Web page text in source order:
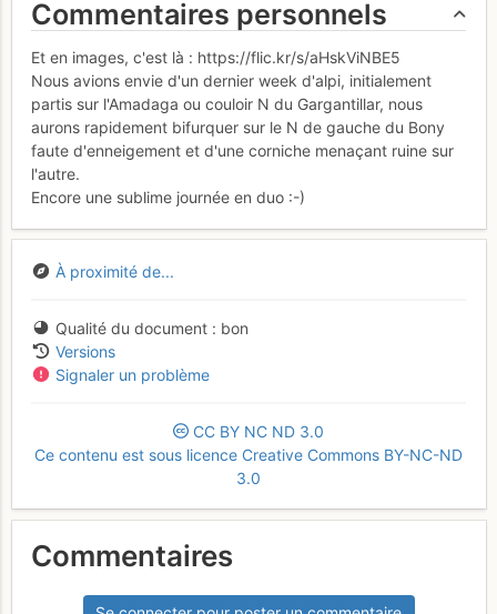
Commentaires personnels
Et en images, c'est là : https://flic.kr/s/aHskViNBE5
Nous avions envie d'un dernier week d'alpi, initialement
partis sur l'Amadaga ou couloir N du Gargantillar, nous
aurons rapidement bifurquer sur le N de gauche du Bony
faute d'enneigement et d'une corniche menaçant ruine sur
l'autre.
Encore une sublime journée en duo :-)
À proximité de...
Qualité du document
bon
Versions
Signaler un problème
CC BY NC ND 3.0
Ce contenu est sous licence Creative Commons BY-NC-ND
3.0
Commentaires